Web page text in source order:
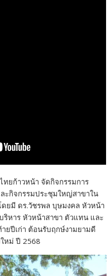
ทยก้าวหน้า จัดกิจกรรมการ
ะกิจกรรมประชุมใหญ่สาขาใน
ยมี ดร.วัชรพล บุษมงคล หัวหน้า
หาร หัวหน้าสาขา ตัวแทน และ
ยปีเก่า ต้อนรับฤกษ์งามยามดี
หม่ ปี 2568